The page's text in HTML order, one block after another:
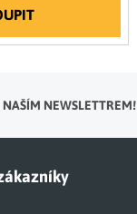
NAŠÍM NEWSLETTREM!